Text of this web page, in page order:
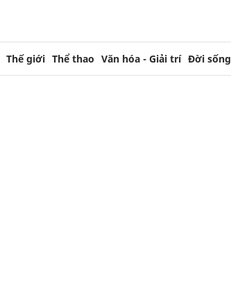
Thế giới Thể thao Văn hóa - Giải trí Đời sống